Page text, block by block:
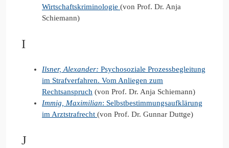
Wirtschaftskriminologie (von Prof. Dr. Anja
Schiemann)
I
Ilsner, Alexander: Psychosoziale Prozessbegleitung
im Strafverfahren. Vom Anliegen zum
Rechtsanspruch (von Prof. Dr. Anja Schiemann)
Immig, Maximilian: Selbstbestimmungsaufklärung
im Arztstrafrecht (von Prof. Dr. Gunnar Duttge)
J